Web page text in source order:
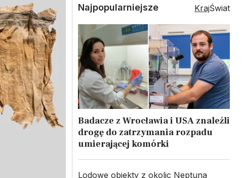
Najpopularniejsze KrajŚwiat
Badacze z Wrocławia i USA znaleźli
drogę do zatrzymania rozpadu
umierającej komórki
Lodowe obiekty z okolic Neptuna